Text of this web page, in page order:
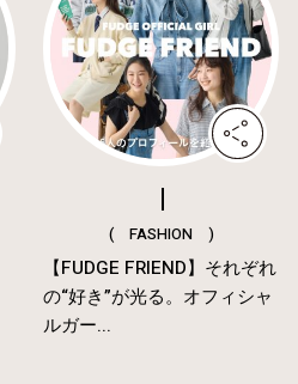
( FASHION )
【FUDGE FRIEND】それぞれ
の“好き”が光る。オフィシャ
ルガー...